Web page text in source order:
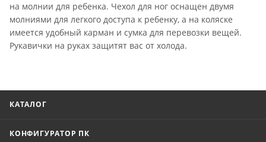
на молнии для ребенка. Чехол для ног оснащен двумя
молниями для легкого доступа к ребенку, а на коляске
имеется удобный карман и сумка для перевозки вещей.
Рукавички на руках защитят вас от холода.
КАТАЛОГ
КОНФИГУРАТОР ПК